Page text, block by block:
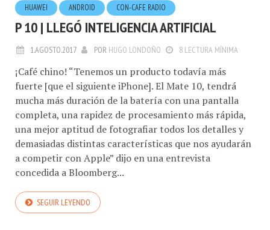
HUAWEI ANDROID CON-CAFE RADIO
P 10 | LLEGÓ INTELIGENCIA ARTIFICIAL
1.AGOSTO.2017 POR HUGO LONDOÑO 8 LECTURA MÍNIMA
¡Café chino! “Tenemos un producto todavía más
fuerte [que el siguiente iPhone]. El Mate 10, tendrá
mucha más duración de la batería con una pantalla
completa, una rapidez de procesamiento más rápida,
una mejor aptitud de fotografiar todos los detalles y
demasiadas distintas características que nos ayudarán
a competir con Apple” dijo en una entrevista
concedida a Bloomberg...
SEGUIR LEYENDO